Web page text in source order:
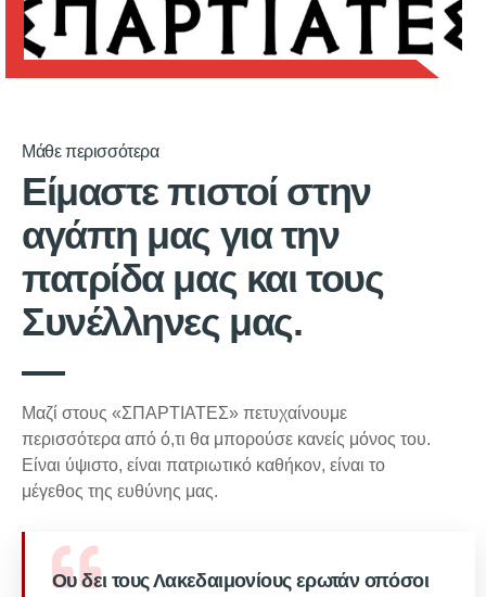
Μάθε περισσότερα
Είμαστε πιστοί στην
αγάπη μας για την
πατρίδα μας και τους
Συνέλληνες μας.
Μαζί στους «ΣΠΑΡΤΙΑΤΕΣ» πετυχαίνουμε
περισσότερα από ό,τι θα μπορούσε κανείς μόνος του.
Είναι ύψιστο, είναι πατριωτικό καθήκον, είναι το
μέγεθος της ευθύνης μας.
Ου δει τους Λακεδαιμονίους ερωτάν οπόσοι